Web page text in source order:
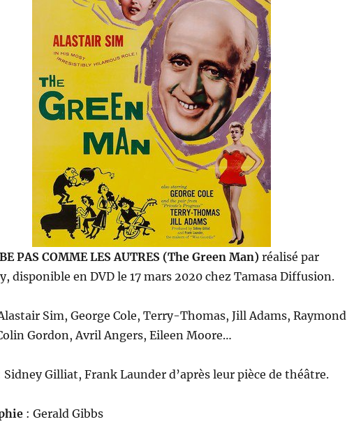
PAS COMME LES AUTRES (The Green Man) réalisé par
disponible en DVD le 17 mars 2020 chez Tamasa Diffusion.
Sim, George Cole, Terry-Thomas, Jill Adams, Raymond
Gordon, Avril Angers, Eileen Moore…
Gilliat, Frank Launder d’après leur pièce de théâtre.
: Gerald Gibbs